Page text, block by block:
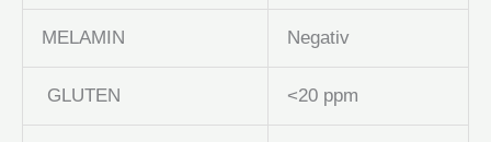
MELAMIN Negativ
GLUTEN <20 ppm